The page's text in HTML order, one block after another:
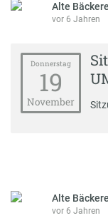
Alte
vor 6 Jahren
Donnerstag
19
November
Alte
vor 6 Jahren